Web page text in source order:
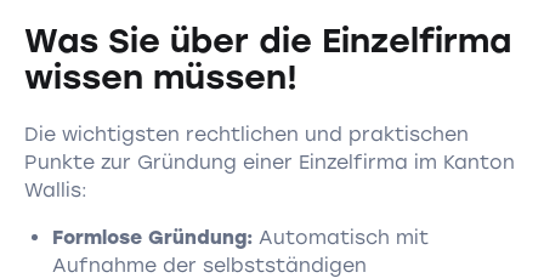
Was Sie über die Einzelfirma
wissen müssen!
Die wichtigsten rechtlichen und praktischen
Punkte zur Gründung einer Einzelfirma im Kanton
Wallis:
Formlose Gründung: Automatisch mit
Aufnahme der selbstständigen